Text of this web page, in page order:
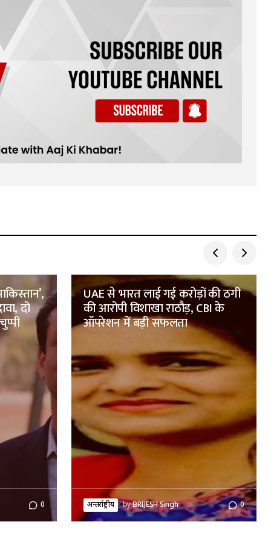
दो
0
UAE से भारत लाई गई करोड़ों की ठगी
की आरोपी विशाखा राठौड़, CBI के
ऑपरेशन में बड़ी सफलता
अन्तर्राष्ट्रीय byBRIJESH Singh 0